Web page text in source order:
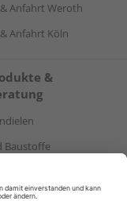
Anfahrt Weroth
Anfahrt Köln
&
Baustoffe